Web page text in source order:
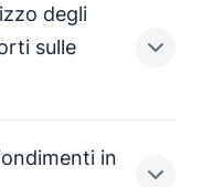
ciò che ha
di
metriche e
.
degli
sulle
in